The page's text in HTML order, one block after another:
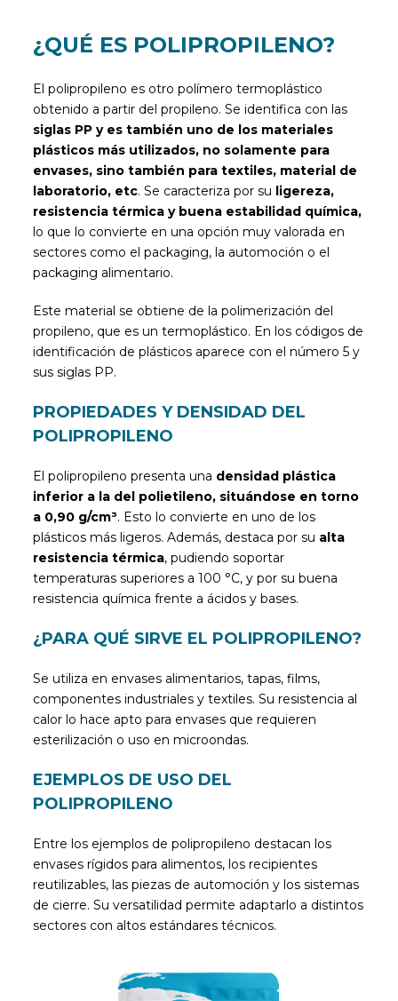
¿QUÉ ES POLIPROPILENO?
El polipropileno es otro polímero termoplástico
obtenido a partir del propileno. Se identifica con las
siglas PP y es también uno de los materiales
plásticos más utilizados, no solamente para
envases, sino también para textiles, material de
laboratorio, etc. Se caracteriza por su ligereza,
resistencia térmica y buena estabilidad química,
lo que lo convierte en una opción muy valorada en
sectores como el packaging, la automoción o el
packaging alimentario.
Este material se obtiene de la polimerización del
propileno, que es un termoplástico. En los códigos de
identificación de plásticos aparece con el número 5 y
sus siglas PP.
PROPIEDADES Y DENSIDAD DEL
POLIPROPILENO
El polipropileno presenta una densidad plástica
inferior a la del polietileno, situándose en torno
a 0,90 g/cm³. Esto lo convierte en uno de los
plásticos más ligeros. Además, destaca por su alta
resistencia térmica, pudiendo soportar
temperaturas superiores a 100 °C, y por su buena
resistencia química frente a ácidos y bases.
¿PARA QUÉ SIRVE EL POLIPROPILENO?
Se utiliza en envases alimentarios, tapas, films,
componentes industriales y textiles. Su resistencia al
calor lo hace apto para envases que requieren
esterilización o uso en microondas.
EJEMPLOS DE USO DEL
POLIPROPILENO
Entre los ejemplos de polipropileno destacan los
envases rígidos para alimentos, los recipientes
reutilizables, las piezas de automoción y los sistemas
de cierre. Su versatilidad permite adaptarlo a distintos
sectores con altos estándares técnicos.